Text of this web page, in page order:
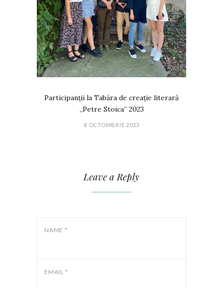
Participanții la Tabăra de creație literară
„Petre Stoica” 2023
8 OCTOMBRIE 2023
Leave a Reply
NAME *
EMAIL *